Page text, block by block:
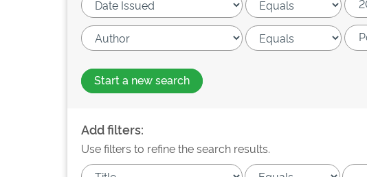
Start a new search
Add filters:
Use filters to refine the search results.